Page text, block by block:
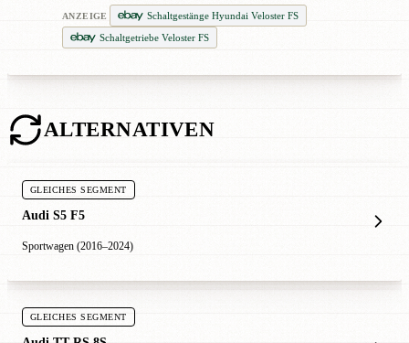
ANZEIGE
Schaltgestänge Hyundai Veloster FS
Schaltgetriebe Veloster FS
ALTERNATIVEN
GLEICHES SEGMENT
Audi S5 F5
Sportwagen (2016–2024)
GLEICHES SEGMENT